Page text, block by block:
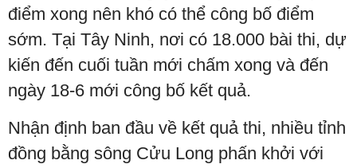
điểm xong nên khó có thể công bố điểm
sớm. Tại Tây Ninh, nơi có 18.000 bài thi, dự
kiến đến cuối tuần mới chấm xong và đến
ngày 18-6 mới công bố kết quả.
Nhận định ban đầu về kết quả thi, nhiều tỉnh
đồng bằng sông Cửu Long phấn khởi với